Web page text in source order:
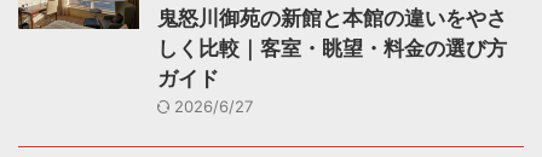
鬼怒川御苑の新館と本館の違いをやさ
しく比較｜客室・眺望・料金の選び方
ガイド
2026/6/27